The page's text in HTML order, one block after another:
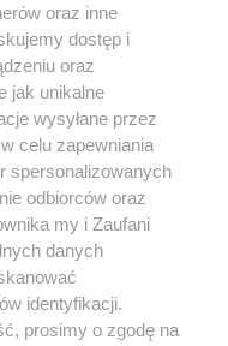
być powielany i
w jakikolwiek sposób (w
jakimkolwiek polu
umieszczaniem w Internecie
użycie lub
z naruszeniem prawa, tzn.
kary i może być ścigane
oraz inne
dostęp i
oraz
jak unikalne
wysyłane przez
celu zapewniania
spersonalizowanych
odbiorców oraz
my i Zaufani
danych
identyfikacji.
prosimy o zgodę na